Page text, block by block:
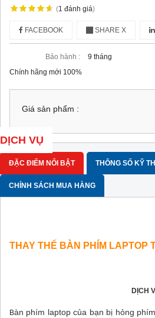
(1 đánh giá)
FACEBOOK SHARE X
Bảo hành :
9 tháng
Chính hãng mới 100%
Giá sản phẩm :
ĐẶC ĐIỂM NỔI BẬT THÔNG SỐ KỸ
CHÍNH SÁCH MUA HÀNG
DỊCH VỤ
THAY THẾ BÀN PHÍM LAPTOP
DỊCH
Bàn phím laptop của bạn bị hỏng